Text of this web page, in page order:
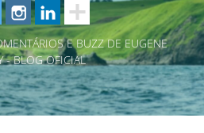
E BUZZ DE EUGENE
- BLOG OFICIAL